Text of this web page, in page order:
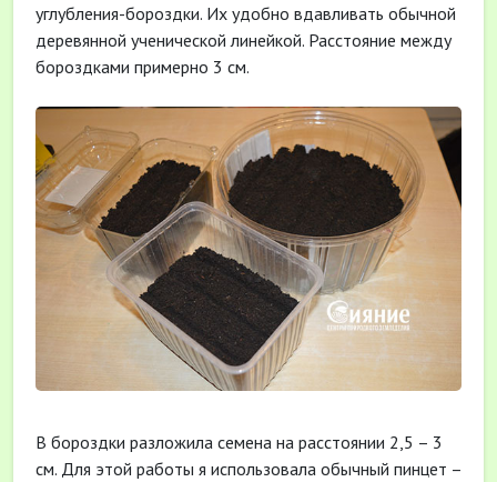
углубления-бороздки. Их удобно вдавливать обычной
деревянной ученической линейкой. Расстояние между
бороздками примерно 3 см.
В бороздки разложила семена на расстоянии 2,5 – 3
см. Для этой работы я использовала обычный пинцет –